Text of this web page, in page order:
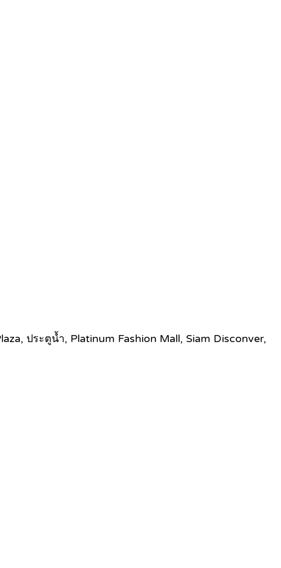
ประตูน้ำ, Platinum Fashion Mall, Siam Disconver,